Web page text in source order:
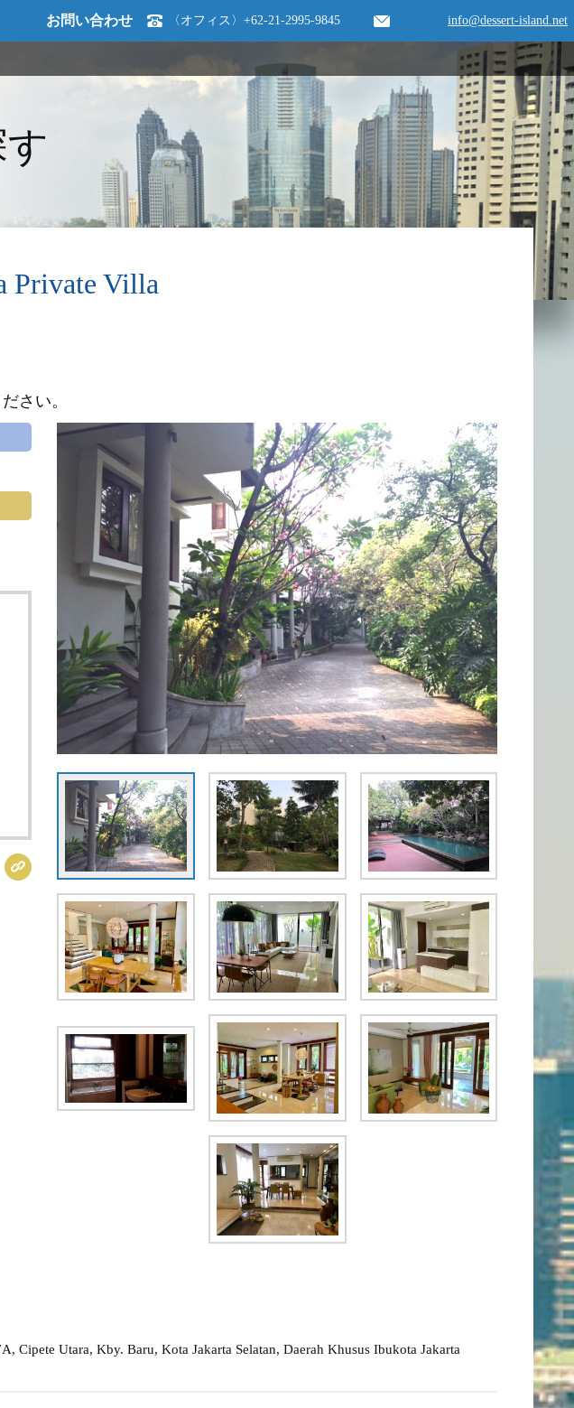
お問い合わせ 〈オフィス〉+62-21-2995-9845 info@dessert-island.net
Private Villa
さい。
Cipete Utara, Kby. Baru, Kota Jakarta Selatan, Daerah Khusus Ibukota Jakarta